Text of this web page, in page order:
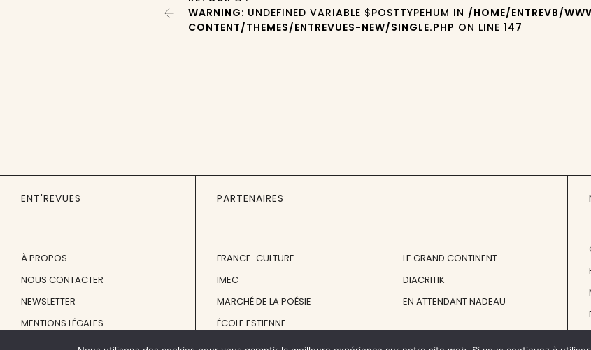
WARNING: UNDEFINED VARIABLE $POSTTYPEHUM IN /HOME/ENTREVB/
CONTENT/THEMES/ENTREVUES-NEW/SINGLE.PHP ON LINE147
ENT'REVUES
À PROPOS
NOUS CONTACTER
NEWSLETTER
MENTIONS LÉGALES
PARTENAIRES
FRANCE-CULTURE
IMEC
MARCHÉ DE LA POÉSIE
ÉCOLE ESTIENNE
LE GRAND CONTINENT
DIACRITIK
EN ATTENDANT NADEAU